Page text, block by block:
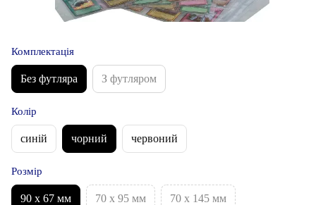
Комплектація
Без футляра З футляром
Колір
синій чорний червоний
Розмір
90 х 67 мм 70 x 95 мм 70 x 145 мм